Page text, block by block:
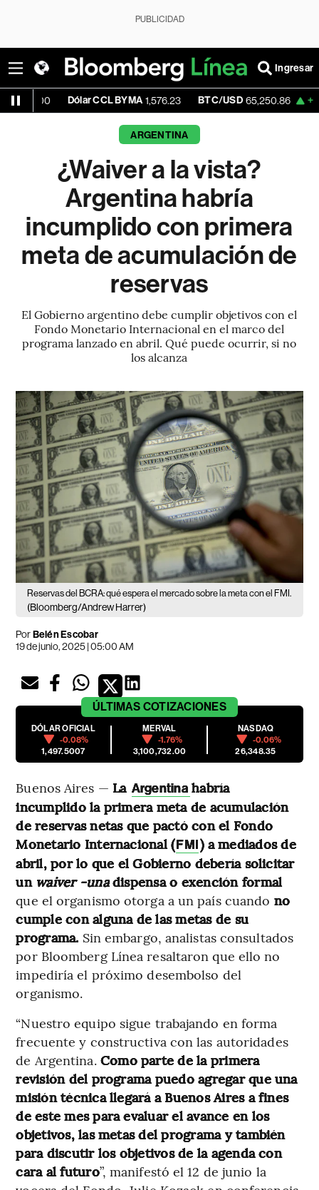
PUBLICIDAD
Ingresar
Dólar CCL BYMA 1,576.23 BTC/USD 65,250.86 +1.33%
ARGENTINA
¿Waiver a la vista?
Argentina habría
incumplido con primera
meta de acumulación de
reservas
El Gobierno argentino debe cumplir objetivos con el
Fondo Monetario Internacional en el marco del
programa lanzado en abril. Qué puede ocurrir, si no
los alcanza
Reservas del BCRA: qué espera el mercado sobre la meta con el FMI.
(Bloomberg/Andrew Harrer)
PorBelén Escobar
19 de junio, 2025 | 05:00 AM
ÚLTIMAS COTIZACIONES
DÓLAR OFICIAL
-0.08%
1,497.5007
MERVAL
-1.76%
3,100,732.00
NASDAQ
-0.06%
26,348.35
Buenos Aires — La Argentina habría
incumplido la primera meta de acumulación
de reservas netas que pactó con el Fondo
Monetario Internacional (FMI) a mediados de
abril, por lo que el Gobierno debería solicitar
un waiver -unadispensa o exención formal
que el organismo otorga a un país cuando no
cumple con alguna de las metas de su
programa. Sin embargo, analistas consultados
por Bloomberg Línea resaltaron que ello no
impediría el próximo desembolso del
organismo.
“Nuestro equipo sigue trabajando en forma
frecuente y constructiva con las autoridades
de Argentina. Como parte de la primera
revisión del programa puedo agregar que una
misión técnica llegará a Buenos Aires a fines
de este mes para evaluar el avance en los
objetivos, las metas del programa y también
para discutir los objetivos de la agenda con
cara al futuro”, manifestó el 12 de junio la